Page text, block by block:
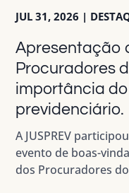
Apresentação
Procuradores
importância
previdenciário.
JUL 31, 2026 |
A JUSPREV
evento de boas-
dos Procuradores